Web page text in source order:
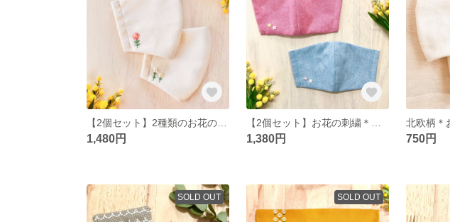
1,480円 1,380円 750円
SOLD OUT SOLD OUT